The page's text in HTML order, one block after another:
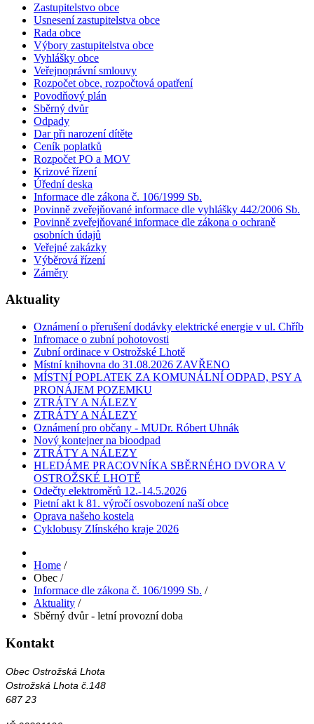
Zastupitelstvo obce
Usnesení zastupitelstva obce
Rada obce
Výbory zastupitelstva obce
Vyhlášky obce
Veřejnoprávní smlouvy
Rozpočet obce, rozpočtová opatření
Povodňový plán
Sběrný dvůr
Odpady
Dar při narození dítěte
Ceník poplatků
Rozpočet PO a MOV
Krizové řízení
Úřední deska
Informace dle zákona č. 106/1999 Sb.
Povinně zveřejňované informace dle vyhlášky 442/2006 Sb.
Povinně zveřejňované informace dle zákona o ochraně
osobních údajů
Veřejné zakázky
Výběrová řízení
Záměry
Aktuality
Oznámení o přerušení dodávky elektrické energie v ul. Chříb
Infromace o zubní pohotovosti
Zubní ordinace v Ostrožské Lhotě
Místní knihovna do 31.08.2026 ZAVŘENO
MÍSTNÍ POPLATEK ZA KOMUNÁLNÍ ODPAD, PSY A
PRONÁJEM POZEMKU
ZTRÁTY A NÁLEZY
ZTRÁTY A NÁLEZY
Oznámení pro občany - MUDr. Róbert Uhnák
Nový kontejner na bioodpad
ZTRÁTY A NÁLEZY
HLEDÁME PRACOVNÍKA SBĚRNÉHO DVORA V
OSTROŽSKÉ LHOTĚ
Odečty elektroměrů 12.-14.5.2026
Pietní akt k 81. výročí osvobození naší obce
Oprava našeho kostela
Cyklobusy Zlínského kraje 2026
Home /
Obec /
Informace dle zákona č. 106/1999 Sb. /
Aktuality /
Sběrný dvůr - letní provozní doba
Kontakt
Obec Ostrožská Lhota
Ostrožská Lhota č.148
687 23